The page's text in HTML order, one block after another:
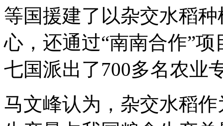
等国援建了以杂交水稻
心，还通过“南南合作”
七国派出了700多名农业
马文峰认为，杂交水稻